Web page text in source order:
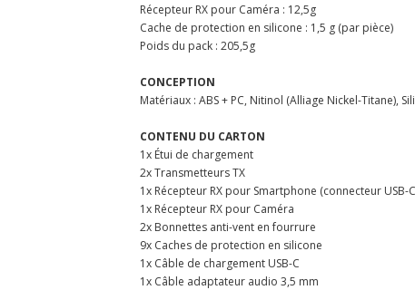
Récepteur RX pour Caméra : 12,5g
Cache de protection en silicone : 1,5 g (par pièce)
Poids du pack : 205,5g
CONCEPTION
Matériaux : ABS + PC, Nitinol (Alliage Nickel-Titane),
CONTENU DU CARTON
1x Étui de chargement
2x Transmetteurs TX
1x Récepteur RX pour Smartphone (connecteur USB-
1x Récepteur RX pour Caméra
2x Bonnettes anti-vent en fourrure
9x Caches de protection en silicone
1x Câble de chargement USB-C
1x Câble adaptateur audio 3,5 mm